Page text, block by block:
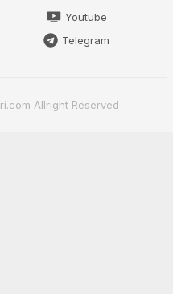
Youtube
Telegram
Allright Reserved